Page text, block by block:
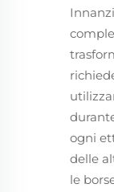
ogni
delle
le